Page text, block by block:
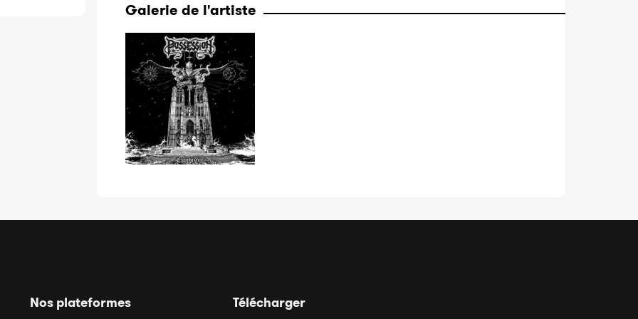
Galerie de l'artiste
Nos plateformes Télécharger